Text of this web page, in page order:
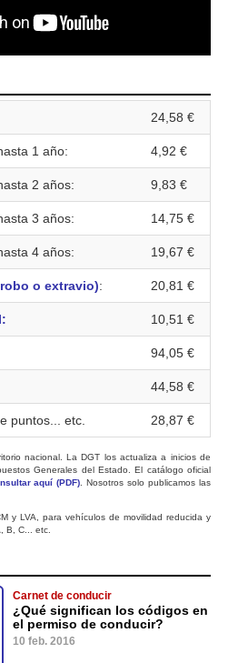
24,58 €
1 año: 4,92 €
2 años: 9,83 €
3 años: 14,75 €
4 años: 19,67 €
o extravio): 20,81 €
10,51 €
94,05 €
44,58 €
puntos... etc. 28,87 €
nacional. La DGT los actualiza a inicios de
Generales del Estado. El catálogo oficial
aquí (PDF) . Nosotros solo publicamos las
y LVA, para vehículos de movilidad reducida y
B, C... etc.
Carnet de conducir
¿Qué significan los códigos en
el permiso de conducir?
10 feb. 2016